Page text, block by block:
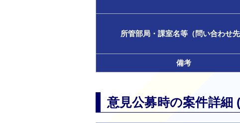
所管部局・課室名等（問い合わせ先
備考
意見公募時の案件詳細